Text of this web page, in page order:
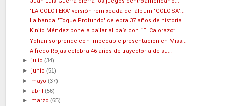
"LA GOLOTEKA" versión remixeada del álbum "GOLOSA"...
La banda "Toque Profundo" celebra 37 años de historia
Kinito Méndez pone a bailar al país con “El Calorazo”
Yohan sorprende con impecable presentación en Miss...
Alfredo Rojas celebra 46 años de trayectoria de su...
►julio(34)
►junio(51)
► mayo(37)
► abril(56)
► marzo(65)